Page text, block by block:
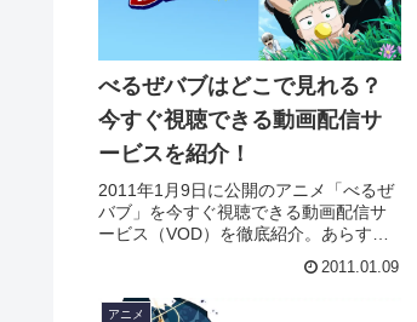
べるぜバブはどこで見れる？
今すぐ視聴できる動画配信サ
ービスを紹介！
2011年1月9日に公開のアニメ「べるぜ
バブ」を今すぐ視聴できる動画配信サ
ービス（VOD）を徹底紹介。あらすじ
やキャスト・声優、スタッフ、主題歌
の情報はもちろん、実際に見た人の感
想やレビューもまとめています。
2011.01.09
アニメ